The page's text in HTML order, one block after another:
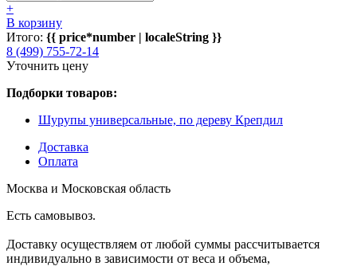
+
В корзину
Итого: {{ price*number | localeString }}
8 (499) 755-72-14
Уточнить цену
Подборки товаров:
Шурупы универсальные, по дереву Крепдил
Доставка
Оплата
Москва и Московская область
Есть самовывоз.
Доставку осуществляем от любой суммы рассчитывается
индивидуально в зависимости от веса и объема,